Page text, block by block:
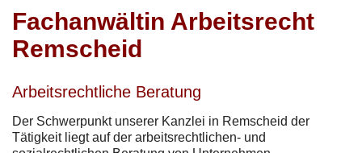
Fachanwältin Arbeitsrecht
Remscheid
Arbeitsrechtliche Beratung
Der Schwerpunkt unserer Kanzlei in Remscheid der
Tätigkeit liegt auf der arbeitsrechtlichen- und